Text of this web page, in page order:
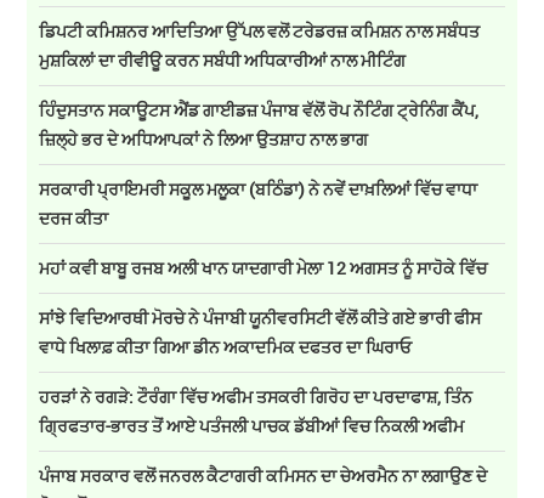
ਡਿਪਟੀ ਕਮਿਸ਼ਨਰ ਆਦਿਤਿਆ ਉੱਪਲ ਵਲੋਂ ਟਰੇਡਰਜ਼ ਕਮਿਸ਼ਨ ਨਾਲ ਸਬੰਧਤ
ਮੁਸ਼ਕਿਲਾਂ ਦਾ ਰੀਵੀਊ ਕਰਨ ਸਬੰਧੀ ਅਧਿਕਾਰੀਆਂ ਨਾਲ ਮੀਟਿੰਗ
ਹਿੰਦੁਸਤਾਨ ਸਕਾਊਟਸ ਐਂਡ ਗਾਈਡਜ਼ ਪੰਜਾਬ ਵੱਲੋਂ ਰੋਪ ਨੌਟਿੰਗ ਟ੍ਰੇਨਿੰਗ ਕੈਂਪ,
ਜ਼ਿਲ੍ਹੇ ਭਰ ਦੇ ਅਧਿਆਪਕਾਂ ਨੇ ਲਿਆ ਉਤਸ਼ਾਹ ਨਾਲ ਭਾਗ
ਸਰਕਾਰੀ ਪ੍ਰਾਇਮਰੀ ਸਕੂਲ ਮਲੂਕਾ (ਬਠਿੰਡਾ) ਨੇ ਨਵੇਂ ਦਾਖ਼ਲਿਆਂ ਵਿੱਚ ਵਾਧਾ
ਦਰਜ ਕੀਤਾ
ਮਹਾਂ ਕਵੀ ਬਾਬੂ ਰਜਬ ਅਲੀ ਖਾਨ ਯਾਦਗਾਰੀ ਮੇਲਾ 12 ਅਗਸਤ ਨੂੰ ਸਾਹੋਕੇ ਵਿੱਚ
ਸਾਂਝੇ ਵਿਦਿਆਰਥੀ ਮੋਰਚੇ ਨੇ ਪੰਜਾਬੀ ਯੂਨੀਵਰਸਿਟੀ ਵੱਲੋਂ ਕੀਤੇ ਗਏ ਭਾਰੀ ਫੀਸ
ਵਾਧੇ ਖਿਲਾਫ਼ ਕੀਤਾ ਗਿਆ ਡੀਨ ਅਕਾਦਮਿਕ ਦਫਤਰ ਦਾ ਘਿਰਾਓ
ਹਰੜਾਂ ਨੇ ਰਗੜੇ: ਟੌਰੰਗਾ ਵਿੱਚ ਅਫੀਮ ਤਸਕਰੀ ਗਿਰੋਹ ਦਾ ਪਰਦਾਫਾਸ਼, ਤਿੰਨ
ਗ੍ਰਿਫਤਾਰ-ਭਾਰਤ ਤੋਂ ਆਏ ਪਤੰਜਲੀ ਪਾਚਕ ਡੱਬੀਆਂ ਵਿਚ ਨਿਕਲੀ ਅਫੀਮ
ਪੰਜਾਬ ਸਰਕਾਰ ਵਲੋਂ ਜਨਰਲ ਕੈਟਾਗਰੀ ਕਮਿਸਨ ਦਾ ਚੇਅਰਮੈਨ ਨਾ ਲਗਾਉਣ ਦੇ